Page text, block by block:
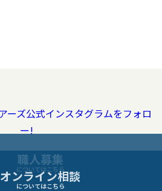
職人募集
についてはこちら
オンライン相談
についてはこちら